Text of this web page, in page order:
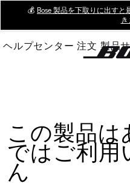
Main
💰 Bose 製品を下取りに出す
き
ヘルプセンター 注文 製品
この製品
ではご利用
ん